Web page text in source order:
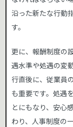
沿った新たな行動
す。
更に、報酬制度の
遇水準や処遇の変
行直後に、従業員
も重要です。処遇
とにもなり、安心
わり、人事制度の